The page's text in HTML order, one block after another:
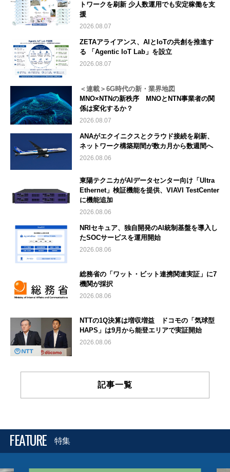
トワークを刷新 少人数運用でも安定稼働を支
援
2026.08.07
ZETAアライアンス、AIとIoTの共創を推進す
る 「Agentic IoT Lab」を設立
2026.08.07
＜連載＞6G時代の新・業界地図
MNO×NTNの新秩序 MNOとNTN事業者の関
係は変化するか？
2026.08.07
ANAがエクイニクスとクラウド接続を刷新、
ネットワーク構築期間が数カ月から数週間へ
2026.08.06
東陽テクニカがAIデータセンター向け「Ultra
Ethernet」検証機能を提供、VIAVI TestCenter
に機能追加
2026.08.06
NRIセキュア、独自開発のAI統制基盤を導入し
たSOCサービスを運用開始
2026.08.06
総務省の「ワット・ビット連携関連実証」に7
機関が採択
2026.08.06
NTTの1Q決算は増収増益 ドコモの「気球型
HAPS」は9月から能登エリアで実証開始
2026.08.06
記事一覧
FEATURE 特集